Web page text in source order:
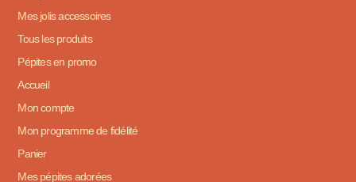
Mes jolis accessoires
Tous les produits
Pépites en promo
Accueil
Mon compte
Mon programme de fidélité
Panier
Mes pépites adorées